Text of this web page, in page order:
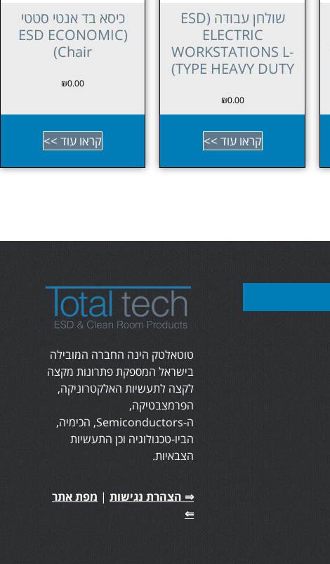
כיסא בד אנטי סטטי
(ESD ECONOMIC
Chair)
קראו עוד >>
כיסא אנטי סטטי (ESD
POLYURETHANE
COMFORT Chair)
₪0.00
קראו עוד >>
טוטאלטק הינה החברה המובילה
בישראל המספקת פתרונות מקצה
לקצה לתעשיות האלקטרוניקה,
הפרמצבטיקה,
ה-Semiconductors, הכימיה,
הביו-טכנולוגיה וכן התעשיות
הצבאיות.
⇒ הצהרת נגישות | מפת אתר
⇐